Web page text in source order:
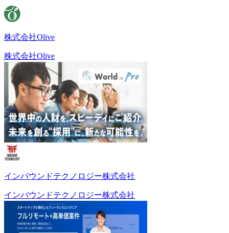
株式会社Olive
株式会社Olive
インバウンドテクノロジー株式会社
インバウンドテクノロジー株式会社